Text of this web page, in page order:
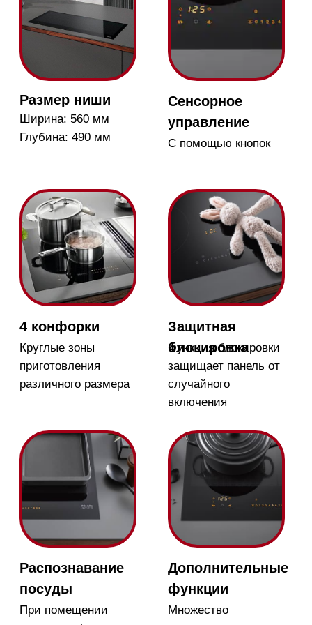
Распознавание
клавиатура
автоматически
активируется
различного размера
случайного
Дополнительные
функций, таких как
Stop & Go и таймер,
делают жизнь на кухне
проще
TwinBooster
Мощность нагрева
можно распределять
равномерно или